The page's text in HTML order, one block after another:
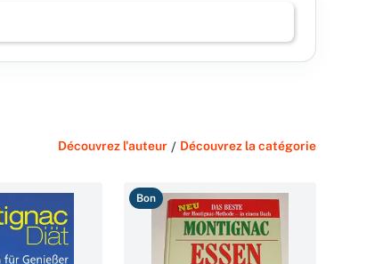
Découvrez l'auteur / Découvrez la catégorie
Bon